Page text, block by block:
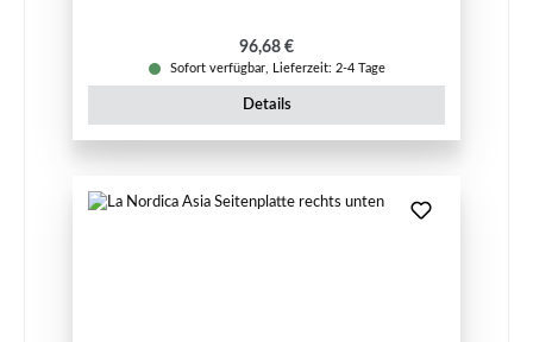
Regulärer Preis:
96,68 €
Sofort verfügbar, Lieferzeit: 2-4 Tage
Details